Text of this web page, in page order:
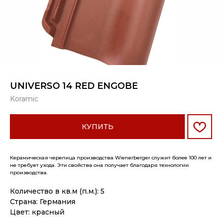
UNIVERSO 14 RED ENGOBE
Koramic
КУПИТЬ
Керамическая черепица производства Wienerberger служит более 100 лет и
не требует ухода. Эти свойства она получает благодаря технологии
производства.
Количество в кв.м (п.м.): 5
Страна: Германия
Цвет: красный